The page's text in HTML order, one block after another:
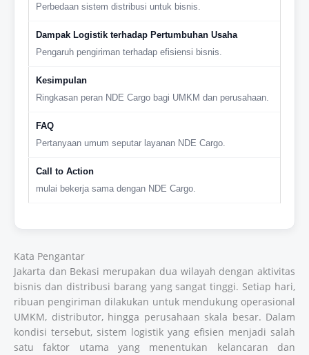
Perbedaan sistem distribusi untuk bisnis.
Dampak Logistik terhadap Pertumbuhan Usaha
Pengaruh pengiriman terhadap efisiensi bisnis.
Kesimpulan
Ringkasan peran NDE Cargo bagi UMKM dan perusahaan.
FAQ
Pertanyaan umum seputar layanan NDE Cargo.
Call to Action
mulai bekerja sama dengan NDE Cargo.
Kata Pengantar
Jakarta dan Bekasi merupakan dua wilayah dengan aktivitas
bisnis dan distribusi barang yang sangat tinggi. Setiap hari,
ribuan pengiriman dilakukan untuk mendukung operasional
UMKM, distributor, hingga perusahaan skala besar. Dalam
kondisi tersebut, sistem logistik yang efisien menjadi salah
satu faktor utama yang menentukan kelancaran dan